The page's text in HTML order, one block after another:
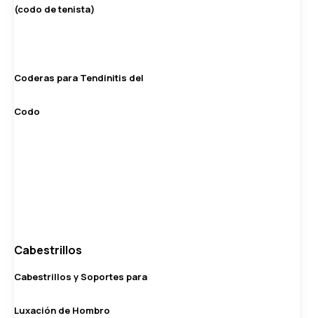
(codo de tenista)
Coderas para Tendinitis del
Codo
Cabestrillos
Cabestrillos y Soportes para
Luxación de Hombro